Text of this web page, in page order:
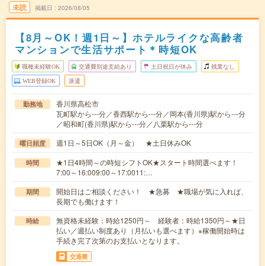
未読 掲載日 2026/08/05
【8月～OK！週1日～】ホテルライクな高齢者
マンションで生活サポート＊時短OK
職種未経験OK 交通費別途支給あり 土日祝日が休み 残業なし
WEB登録OK 派遣
勤務地
香川県高松市
瓦町駅から---分／香西駅から---分／岡本(香川県)駅から---分
／昭和町(香川県)駅から---分／八栗駅から---分
曜日頻度 週1日～5日OK（月～金） ★土日休みOK
時間
★1日4時間～の時短シフトOK★スタート時間選べます！
7:00～16:009:00～17:0011:…
期間
開始日はご相談ください！ ★急募 ★職場が気に入れば、
長期でも働けます！
時給
無資格未経験：時給1250円～ 経験者：時給1350円～★日
払い／週払い制度あり（月払いも選べます）※稼働開始時は
手続き完了次第のお支払いとなります。
交通費